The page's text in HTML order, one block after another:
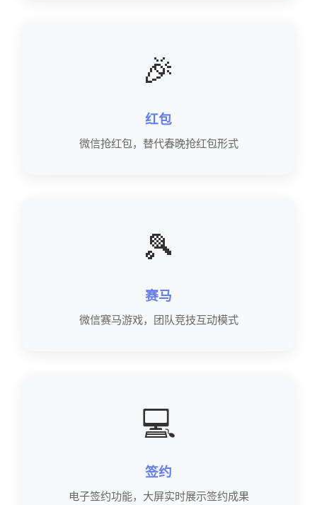
🎉
红包
微信抢红包，替代春晚抢红包形式
🎾
赛马
微信赛马游戏，团队竞技互动模式
💻
签约
电子签约功能，大屏实时展示签约成果